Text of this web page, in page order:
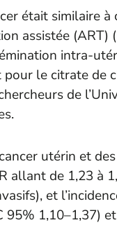
était similaire
assistée (ART)
intra-
le citrate de
de
utérin et
allant de 1,23 à
et
95% 1,10–1,37)